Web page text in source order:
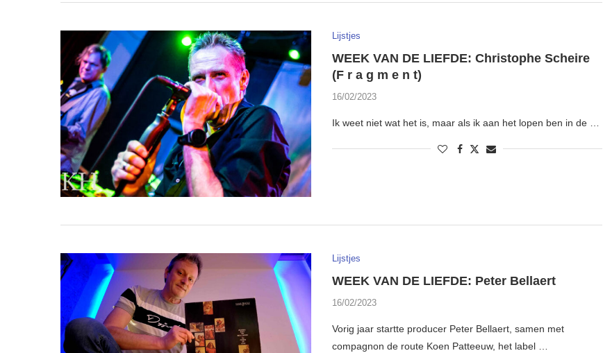
Lijstjes
WEEK VAN DE LIEFDE: Christophe Scheire
(F r a g m e n t)
16/02/2023
Ik weet niet wat het is, maar als ik aan het lopen ben in de …
Lijstjes
WEEK VAN DE LIEFDE: Peter Bellaert
16/02/2023
Vorig jaar startte producer Peter Bellaert, samen met
compagnon de route Koen Patteeuw, het label …